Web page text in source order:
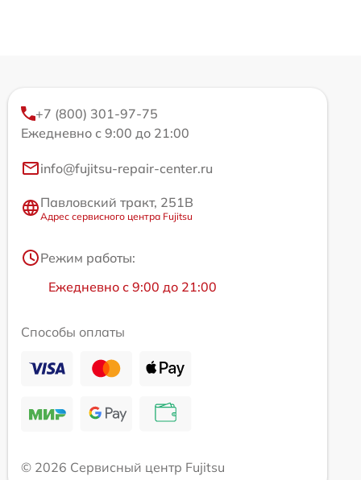
+7 (800) 301-97-75
Ежедневно с 9:00 до 21:00
info@fujitsu-repair-center.ru
Павловский тракт, 251В
Адрес сервисного центра Fujitsu
Режим работы:
Ежедневно с 9:00 до 21:00
Способы оплаты
© 2026 Сервисный центр Fujitsu